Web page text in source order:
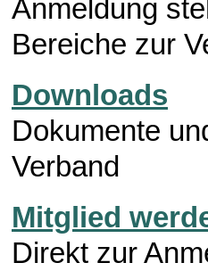
Anmeldung
Bereiche zur
Downloads
Dokumente
Verband
Mitglied
Direkt zur